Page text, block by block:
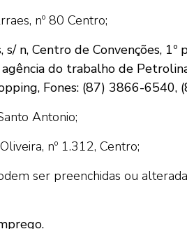
nº 80 Centro;
n, Centro de Convenções, 1º
do trabalho de
Fones: (87) 3866-
Antonio;
nº 1.312, Centro;
ser preenchidas ou